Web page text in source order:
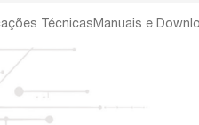
TécnicasManuais e